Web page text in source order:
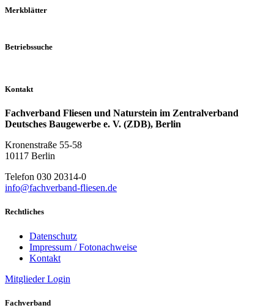
Merkblätter
Betriebssuche
Kontakt
Fachverband Fliesen und Naturstein im Zentralverband
Deutsches Baugewerbe e. V. (ZDB), Berlin
Kronenstraße 55-58
10117 Berlin
Telefon 030 20314-0
info@fachverband-fliesen.de
Rechtliches
Datenschutz
Impressum / Fotonachweise
Kontakt
Mitglieder Login
Fachverband